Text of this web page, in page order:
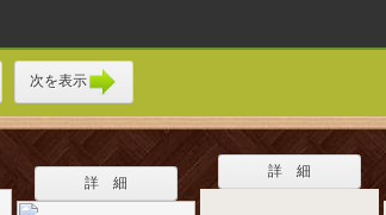
次を表示
詳 細
詳 細